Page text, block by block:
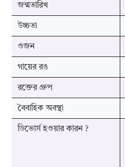
জন্মতারিখ
উচ্চতা
ওজন
গায়ের রঙ
রক্তের গ্রুপ
বৈবাহিক অবস্থা
ডিভোর্স হওয়ার কারন ?